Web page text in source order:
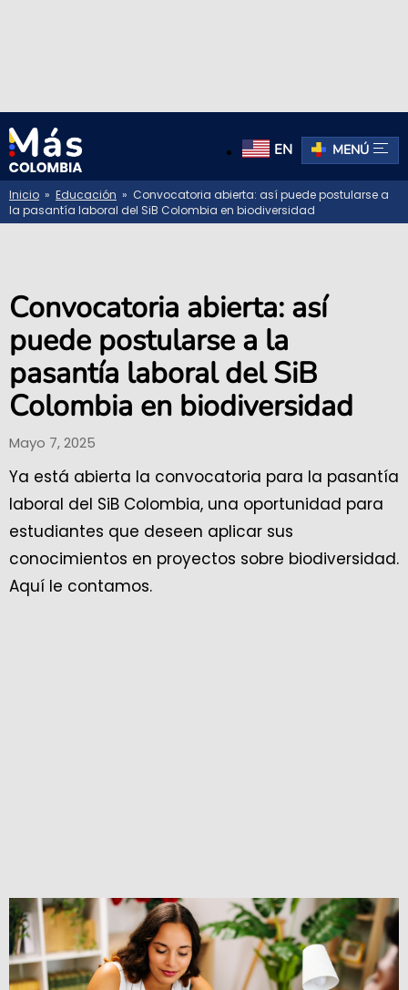
EN MENÚ
Inicio » Educación » Convocatoria abierta: así puede postularse a
la pasantía laboral del SiB Colombia en biodiversidad
Convocatoria abierta: así
puede postularse a la
pasantía laboral del SiB
Colombia en biodiversidad
Mayo 7, 2025
Ya está abierta la convocatoria para la pasantía
laboral del SiB Colombia, una oportunidad para
estudiantes que deseen aplicar sus
conocimientos en proyectos sobre biodiversidad.
Aquí le contamos.